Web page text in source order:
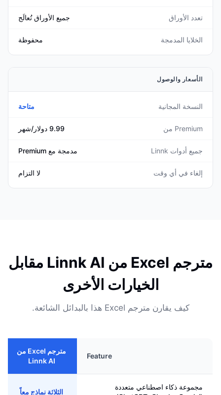
تعدد الأوراق جميع الأوراق تُعالَج
الخلايا المدمجة محفوظة
الأسعار والوصول
النسخة المجانية متاحة
Premium من 9.99 دولار/شهر
جميع أدوات Linnk مدمجة مع Premium
إلغاء في أي وقت لا التزام
مترجم Excel من Linnk AI مقابل
الخيارات الأخرى
كيف يقارن مترجم Excel هذا بالبدائل الشائعة.
Feature
مترجم Excel من
Linnk AI
مجموعة ذكاء اصطناعي متعددة
الثلاثة نماذج معاً